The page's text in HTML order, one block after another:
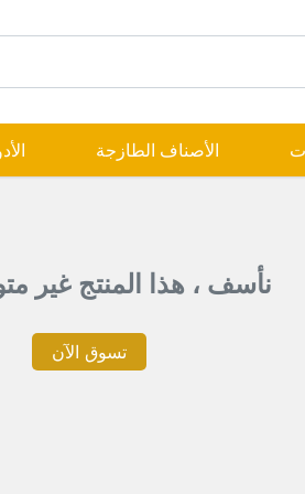
الأصناف الطازجة
نأسف ، هذا المنتج غير
تسوق الآن